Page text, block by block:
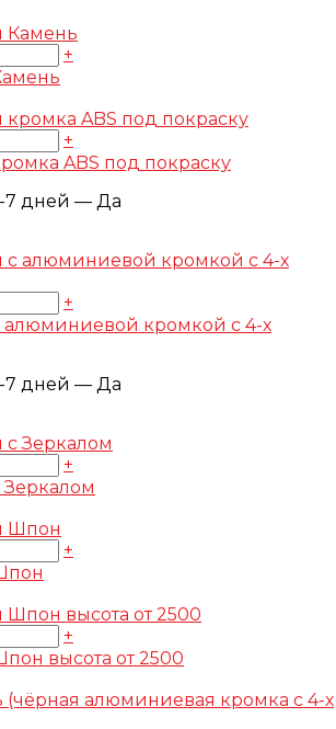
+
+
ABS под покраску
7 дней — Да
+
алюминиевой кромкой с 4-х
7 дней — Да
+
+
+
высота от 2500